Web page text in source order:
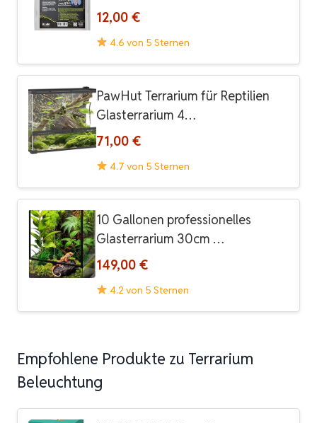
12,00 €
4.6 von 5 Sternen
PawHut Terrarium für Reptilien
Glasterrarium 4…
71,00 €
4.7 von 5 Sternen
10 Gallonen professionelles
Glasterrarium 30cm …
149,00 €
4.2 von 5 Sternen
Empfohlene Produkte zu Terrarium
Beleuchtung